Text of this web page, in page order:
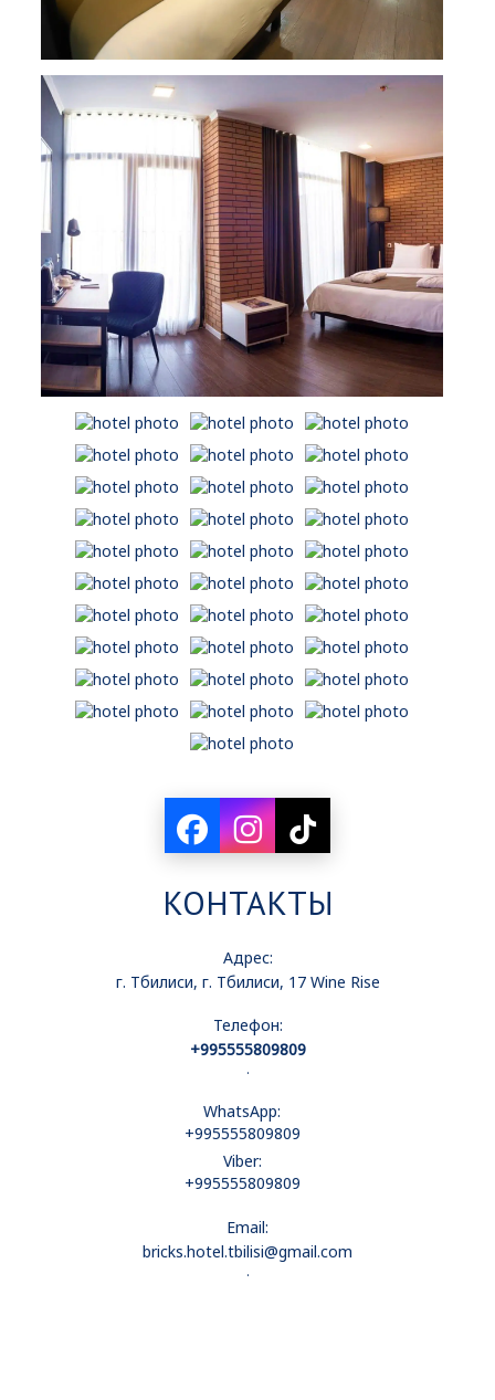
КОНТАКТЫ
Адрес:
г. Тбилиси, г. Тбилиси, 17 Wine Rise
Телефон:
+995555809809
.
WhatsApp:
+995555809809
Viber:
+995555809809
Email:
bricks.hotel.tbilisi@gmail.com
.